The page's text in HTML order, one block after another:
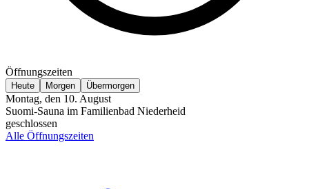
Öffnungszeiten
Heute Morgen Übermorgen
Montag, den 10. August
Suomi-Sauna im Familienbad Niederheid
geschlossen
Alle Öffnungszeiten